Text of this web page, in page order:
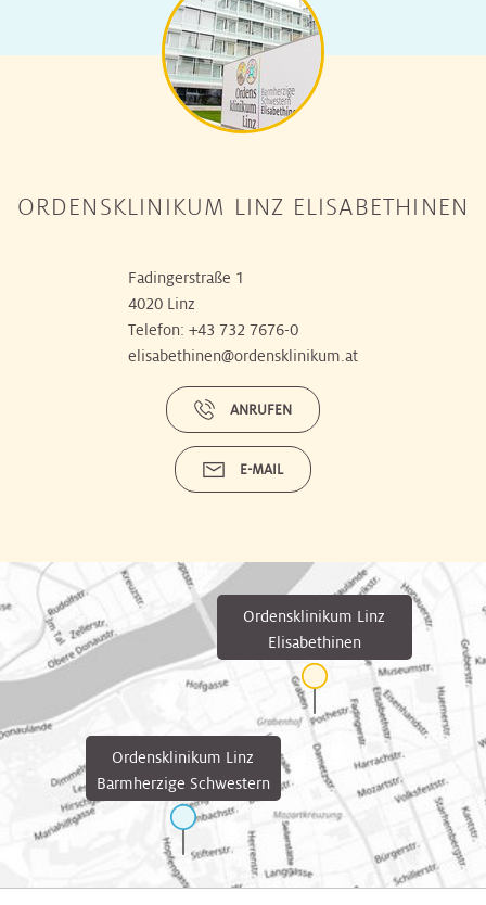
ORDENSKLINIKUM LINZ ELISABETHINEN
Fadingerstraße 1
4020 Linz
Telefon: +43 732 7676-0
elisabethinen@ordensklinikum.at
ANRUFEN
E-MAIL
Ordensklinikum Linz
Barmherzige Schwestern
Ordensklinikum Linz
Elisabethinen